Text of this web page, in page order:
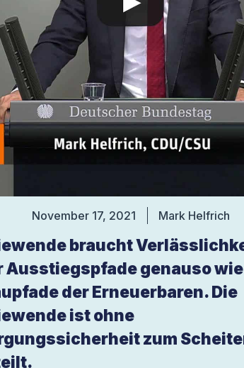
November 17, 2021 Mark Helfrich
braucht
Ausstiegspfade genauso
der Erneuerbaren. Die
ist ohne
zum